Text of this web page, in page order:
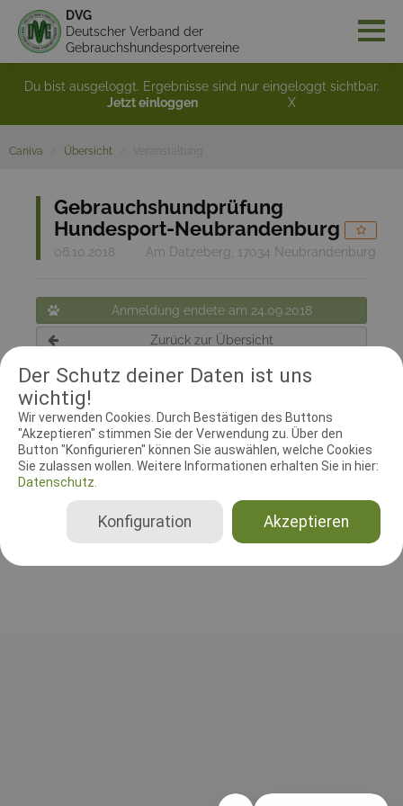
Der Schutz deiner Daten ist uns
wichtig!
Wir verwenden Cookies. Durch Bestätigen des Buttons
"Akzeptieren" stimmen Sie der Verwendung zu. Über den
Button "Konfigurieren" können Sie auswählen, welche Cookies
Sie zulassen wollen. Weitere Informationen erhalten Sie in hier:
Datenschutz.
Akzeptieren
Konfiguration
DVG
Deutscher Verband der
Gebrauchshundesportvereine
Du bist ausgeloggt. Ergebnisse sind nur eingeloggt sichtbar.
Jetzt einloggen
X
Caniva Übersicht
Gebrauchshundprüfung
Hundesport-Neubrandenburg
06.10.2018 Am Datzeberg, 17034 Neubrandenburg
Anmeldung endete am 24.09.2018
Zurück zur Übersicht
RICHTER UND HELFER
Leistungsrichter
Dr. Hans Arenhoevel